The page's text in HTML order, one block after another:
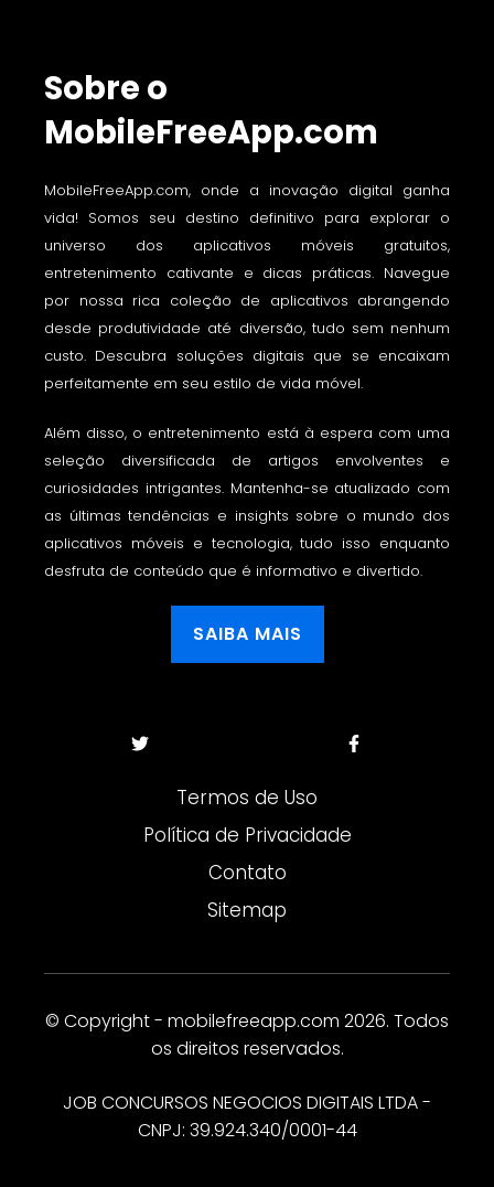
Sobre o
MobileFreeApp.com
MobileFreeApp.com, onde a inovação digital ganha
vida! Somos seu destino definitivo para explorar o
universo dos aplicativos móveis gratuitos,
entretenimento cativante e dicas práticas. Navegue
por nossa rica coleção de aplicativos abrangendo
desde produtividade até diversão, tudo sem nenhum
custo. Descubra soluções digitais que se encaixam
perfeitamente em seu estilo de vida móvel.
Além disso, o entretenimento está à espera com uma
seleção diversificada de artigos envolventes e
curiosidades intrigantes. Mantenha-se atualizado com
as últimas tendências e insights sobre o mundo dos
aplicativos móveis e tecnologia, tudo isso enquanto
desfruta de conteúdo que é informativo e divertido.
SAIBA MAIS
Termos de Uso
Política de Privacidade
Contato
Sitemap
© Copyright - mobilefreeapp.com 2026. Todos
os direitos reservados.
JOB CONCURSOS NEGOCIOS DIGITAIS LTDA -
CNPJ: 39.924.340/0001-44